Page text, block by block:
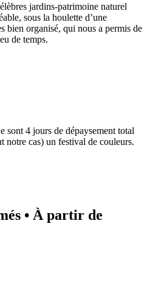
jardins-patrimoine naturel
sous la houlette d’une
bien organisé, qui nous a permis de
de temps.
sont 4 jours de dépaysement total
notre cas) un festival de couleurs.
• À partir de